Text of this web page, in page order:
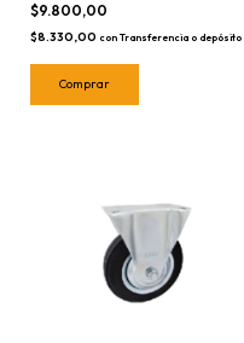
$9.800,00
$8.330,00 con Transferencia o depósito